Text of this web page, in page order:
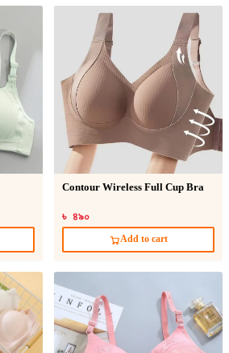
Contour Wireless Full Cup Bra
৳ ৪৯০
Add to cart